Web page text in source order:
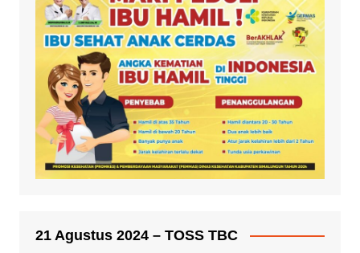
21 Agustus 2024 – TOSS TBC